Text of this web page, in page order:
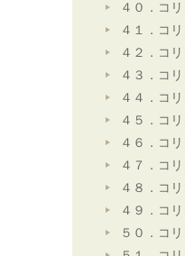
４０．コ
４１．コ
４２．コ
４３．コ
４４．コ
４５．コ
４６．コ
４７．コ
４８．コ
４９．コ
５０．コ